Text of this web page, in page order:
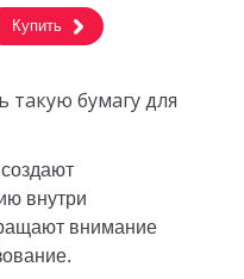
Купить
бумагу для
внутри
внимание